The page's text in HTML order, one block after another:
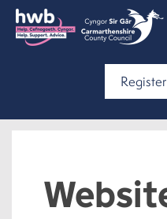
Register